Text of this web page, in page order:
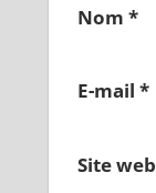
Nom *
E-mail *
Site web